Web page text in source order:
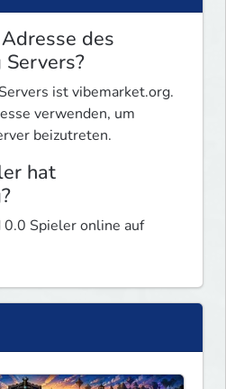
des
ist vibemarket.org.
verwenden, um
beizutreten.
hat
Spieler online auf